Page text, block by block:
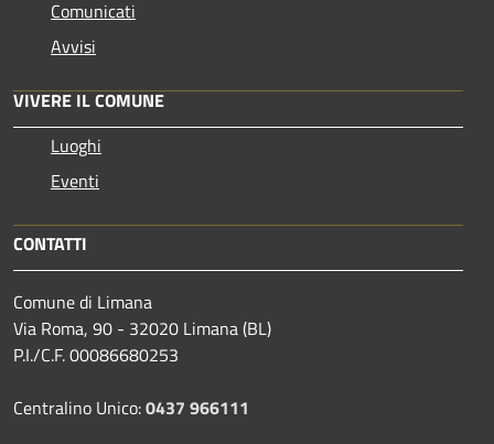
Comunicati
Avvisi
VIVERE IL COMUNE
Luoghi
Eventi
CONTATTI
Comune di Limana
Via Roma, 90 - 32020 Limana (BL)
P.I./C.F. 00086680253
Centralino Unico:0437 966111